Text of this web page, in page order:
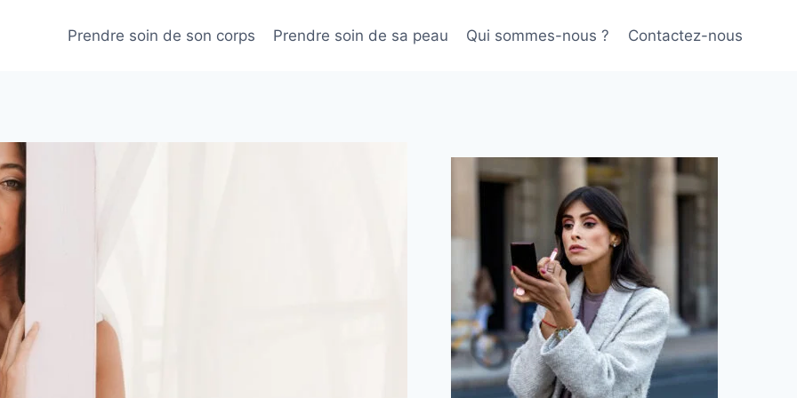
Prendre soin de son corps Prendre soin de sa peau Qui sommes-nous ? Contactez-nous